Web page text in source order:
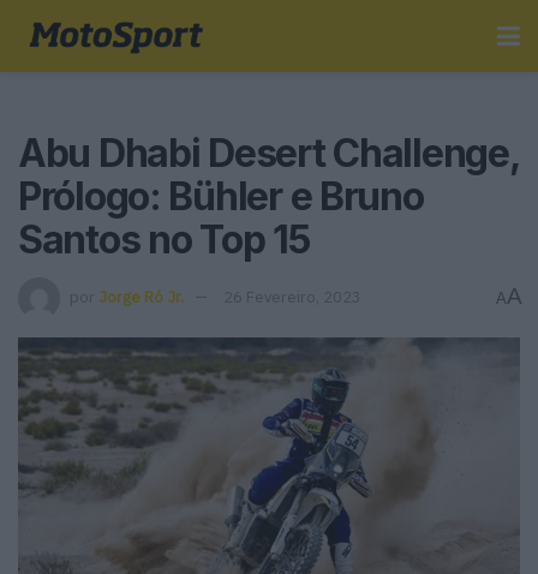
Abu Dhabi Desert Challenge,
Prólogo: Bühler e Bruno
Santos no Top 15
por Jorge Ró Jr. 26 Fevereiro, 2023 AA